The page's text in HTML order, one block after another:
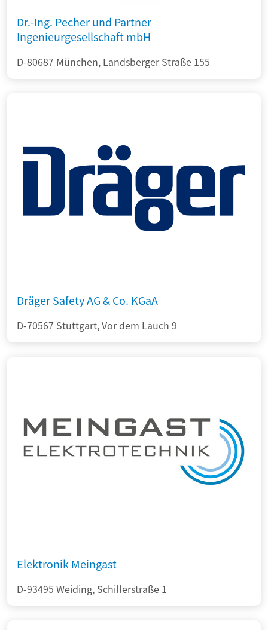
Dr.-Ing. Pecher und Partner
Ingenieurgesellschaft mbH
D-80687 München, Landsberger Straße 155
Dräger Safety AG & Co. KGaA
D-70567 Stuttgart, Vor dem Lauch 9
Elektronik Meingast
D-93495 Weiding, Schillerstraße 1